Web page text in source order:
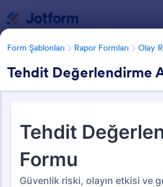
Form Şablonları Rapor Formları Olay
Tehdit Değerlendirme
Form Şablonları Rapor Formları Olay
Olay Raporu
Form Şablonu Kategorileri